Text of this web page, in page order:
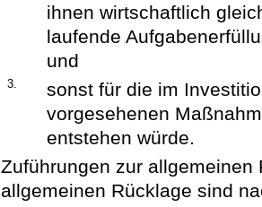
ihnen wirtschaftlich
laufende
und
3.
sonst für die im
vorgesehenen
entstehen würde.
Zuführungen zur
allgemeinen Rücklage sind